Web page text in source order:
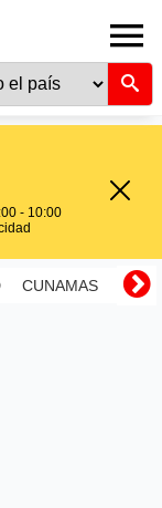
- 10:00
CUNAMAS